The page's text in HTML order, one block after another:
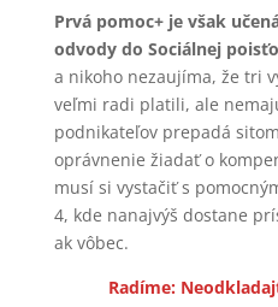
Prvá pomoc+ je však
odvody do Sociálnej
a nikoho nezaujíma, že tri
veľmi radi platili, ale
podnikateľov prepadá
oprávnenie žiadať o
musí si vystačiť s
4, kde nanajvýš dostane
ak vôbec.
Radíme: